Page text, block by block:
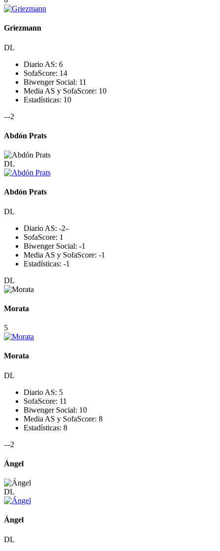
Griezmann
DL
Diario AS: 6
SofaScore: 14
Biwenger Social: 11
Media AS y SofaScore: 10
Estadísticas: 10
–-2
Abdón Prats
DL
Abdón Prats
DL
Diario AS: -2–
SofaScore: 1
Biwenger Social: -1
Media AS y SofaScore: -1
Estadísticas: -1
DL
Morata
5
Morata
DL
Diario AS: 5
SofaScore: 11
Biwenger Social: 10
Media AS y SofaScore: 8
Estadísticas: 8
–-2
Ángel
DL
Ángel
DL